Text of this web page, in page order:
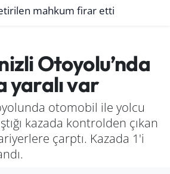
mahkum firar etti
Otoyolu’nda
yaralı var
otomobil ile yolcu
kazada kontrolden çıkan
çarptı. Kazada 1'i